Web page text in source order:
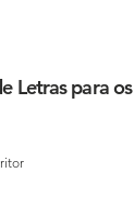
Letras para os